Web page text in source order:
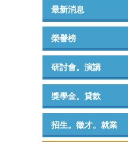
最新消息
榮譽榜
研討會。演講
獎學金。貸款
招生。徵才。就業